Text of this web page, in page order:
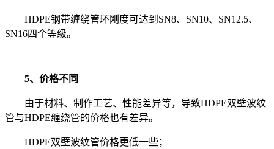
HDPE钢带缠绕管环刚度可达到SN8、SN10、SN12.5、
SN16四个等级。
5、价格不同
由于材料、制作工艺、性能差异等，导致HDPE双壁波纹
管与HDPE缠绕管的价格也有差异。
HDPE双壁波纹管价格更低一些；